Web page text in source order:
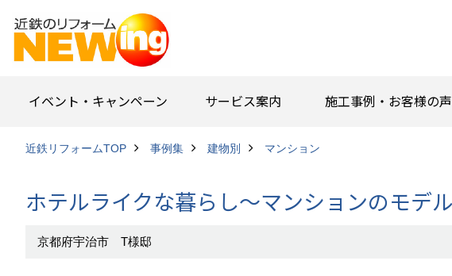
イベント・キャンペーン サービス案内 施工事例・お客様の声
近鉄リフォームTOP 事例集 建物別 マンション
ホテルライクな暮らし～マンションのモデ
京都府宇治市 T様邸